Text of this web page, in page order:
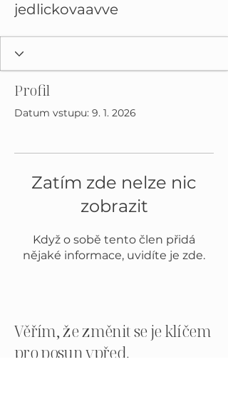
jedlickovaavve
Profil
Datum vstupu: 9. 1. 2026
Zatím zde nelze nic
zobrazit
Když o sobě tento člen přidá
nějaké informace, uvidíte je zde.
Věřím, že změnit se je klíčem
pro posun vpřed.